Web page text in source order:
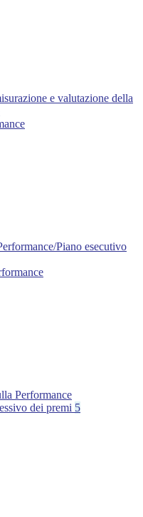
e valutazione della
Piano esecutivo
Performance
dei premi 5